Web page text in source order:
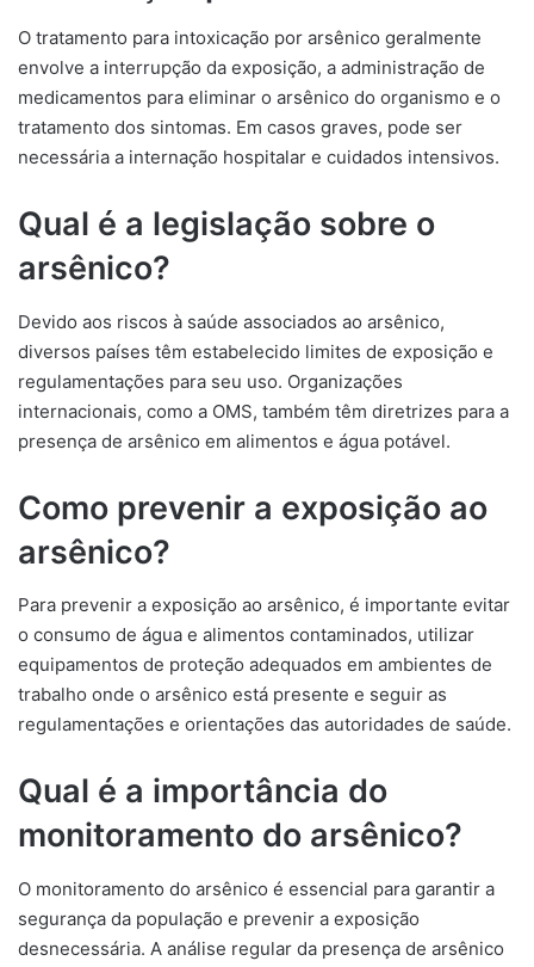
O tratamento para intoxicação por arsênico geralmente
envolve a interrupção da exposição, a administração de
medicamentos para eliminar o arsênico do organismo e o
tratamento dos sintomas. Em casos graves, pode ser
necessária a internação hospitalar e cuidados intensivos.
Qual é a legislação sobre o
arsênico?
Devido aos riscos à saúde associados ao arsênico,
diversos países têm estabelecido limites de exposição e
regulamentações para seu uso. Organizações
internacionais, como a OMS, também têm diretrizes para a
presença de arsênico em alimentos e água potável.
Como prevenir a exposição ao
arsênico?
Para prevenir a exposição ao arsênico, é importante evitar
o consumo de água e alimentos contaminados, utilizar
equipamentos de proteção adequados em ambientes de
trabalho onde o arsênico está presente e seguir as
regulamentações e orientações das autoridades de saúde.
Qual é a importância do
monitoramento do arsênico?
O monitoramento do arsênico é essencial para garantir a
segurança da população e prevenir a exposição
desnecessária. A análise regular da presença de arsênico